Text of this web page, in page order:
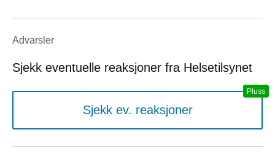
Advarsler
Sjekk eventuelle reaksjoner fra Helsetilsynet
Sjekk ev. reaksjoner